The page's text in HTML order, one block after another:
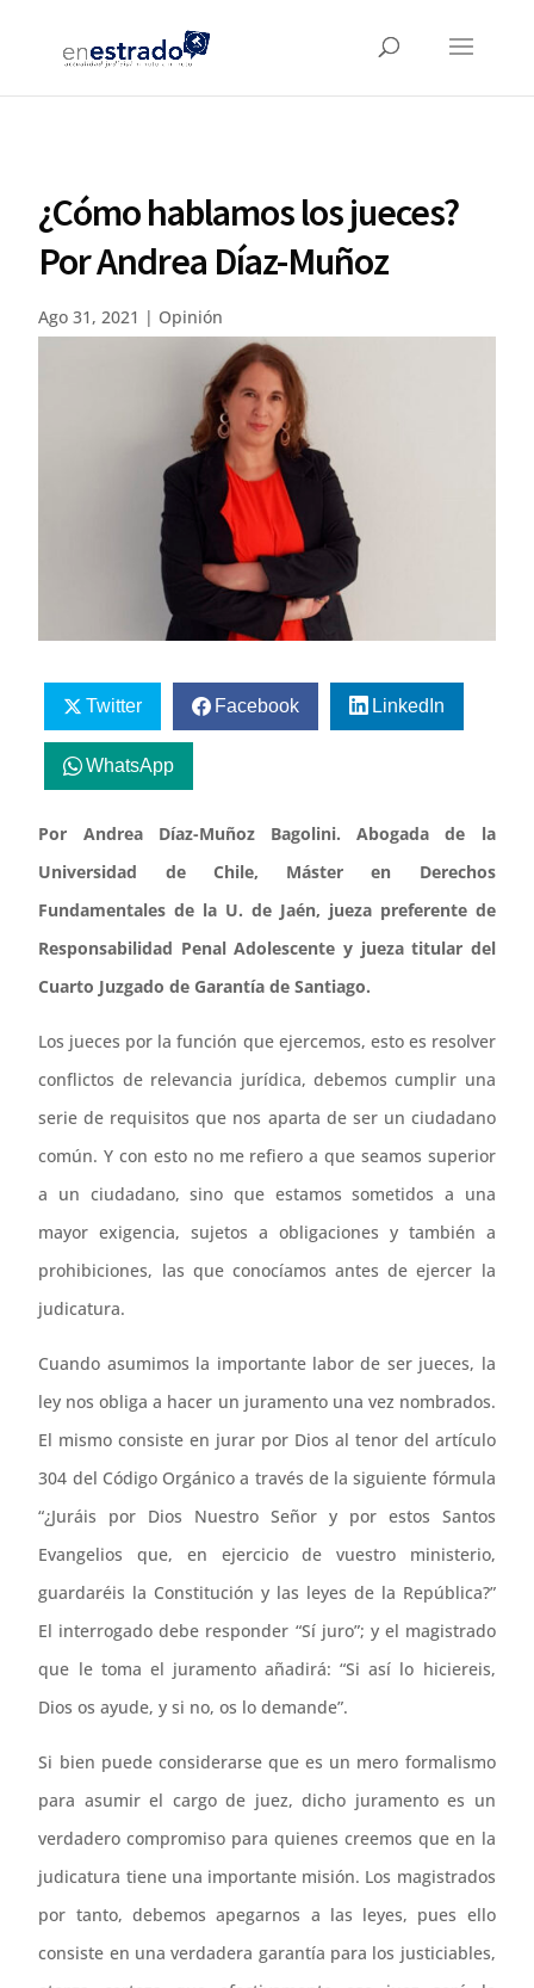
¿Cómo hablamos los jueces?
Por Andrea Díaz-Muñoz
Ago 31, 2021 | Opinión
Twitter Facebook LinkedIn
WhatsApp
Por Andrea Díaz-Muñoz Bagolini. Abogada de la
Universidad de Chile, Máster en Derechos
Fundamentales de la U. de Jaén, jueza preferente de
Responsabilidad Penal Adolescente y jueza titular del
Cuarto Juzgado de Garantía de Santiago.
Los jueces por la función que ejercemos, esto es resolver
conflictos de relevancia jurídica, debemos cumplir una
serie de requisitos que nos aparta de ser un ciudadano
común. Y con esto no me refiero a que seamos superior
a un ciudadano, sino que estamos sometidos a una
mayor exigencia, sujetos a obligaciones y también a
prohibiciones, las que conocíamos antes de ejercer la
judicatura.
Cuando asumimos la importante labor de ser jueces, la
ley nos obliga a hacer un juramento una vez nombrados.
El mismo consiste en jurar por Dios al tenor del artículo
304 del Código Orgánico a través de la siguiente fórmula
“¿Juráis por Dios Nuestro Señor y por estos Santos
Evangelios que, en ejercicio de vuestro ministerio,
guardaréis la Constitución y las leyes de la República?”
El interrogado debe responder “Sí juro”; y el magistrado
que le toma el juramento añadirá: “Si así lo hiciereis,
Dios os ayude, y si no, os lo demande”.
Si bien puede considerarse que es un mero formalismo
para asumir el cargo de juez, dicho juramento es un
verdadero compromiso para quienes creemos que en la
judicatura tiene una importante misión. Los magistrados
por tanto, debemos apegarnos a las leyes, pues ello
consiste en una verdadera garantía para los justiciables,